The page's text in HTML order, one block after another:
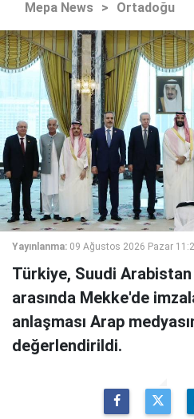
Mepa News > Ortadoğu
Yayınlanma: 09 Ağustos 2026 Pazar
Türkiye, Suudi
arasında Mekke'de
anlaşması Arap
değerlendirildi.